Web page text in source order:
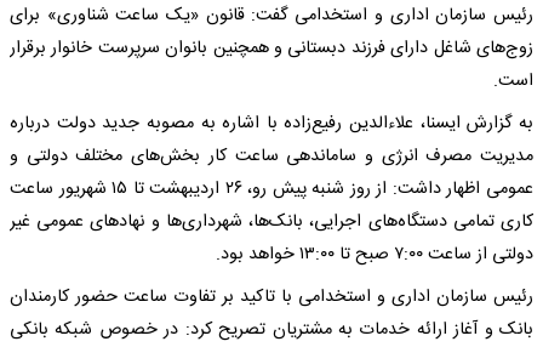
رئیس سازمان اداری و استخدامی گفت: قانون «یک ساعت شناوری» برای
زوج‌های شاغل دارای فرزند دبستانی و همچنین بانوان سرپرست خانوار برقرار
است.
به گزارش ایسنا، علاءالدین رفیع‌زاده با اشاره به مصوبه جدید دولت درباره
مدیریت مصرف انرژی و ساماندهی ساعت کار بخش‌های مختلف دولتی و
عمومی اظهار داشت: از روز شنبه پیش رو، ۲۶ اردیبهشت‌ تا ۱۵ شهریور ساعت
کاری تمامی دستگاه‌های اجرایی، بانک‌ها، شهرداری‌ها و نهادهای عمومی غیر
دولتی از ساعت ۷:۰۰ صبح تا ۱۳:۰۰ خواهد بود.
رئیس سازمان اداری و استخدامی با تاکید بر تفاوت ساعت حضور کارمندان
بانک و آغاز ارائه خدمات به مشتریان تصریح کرد: در خصوص شبکه بانکی